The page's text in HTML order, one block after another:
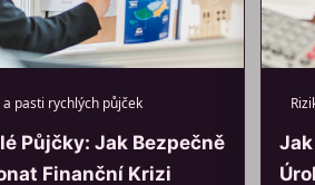
a pasti rychlých půjček
Půjčky: Jak Bezpečně
Finanční Krizi